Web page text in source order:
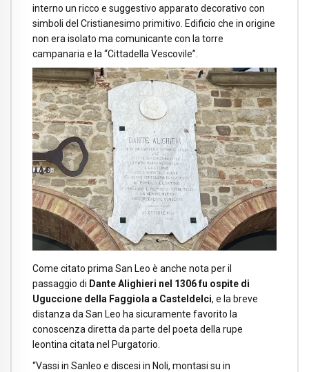
interno un ricco e suggestivo apparato decorativo con
simboli del Cristianesimo primitivo. Edificio che in origine
non era isolato ma comunicante con la torre
campanaria e la “Cittadella Vescovile”.
Come citato prima San Leo è anche nota per il
passaggio di Dante Alighieri nel 1306 fu ospite di
Uguccione della Faggiola a Casteldelci, e la breve
distanza da San Leo ha sicuramente favorito la
conoscenza diretta da parte del poeta della rupe
leontina citata nel Purgatorio.
“Vassi in Sanleo e discesi in Noli, montasi su in